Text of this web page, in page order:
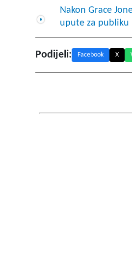
Nakon Grace
upute za publiku
Podijeli: Facebook X